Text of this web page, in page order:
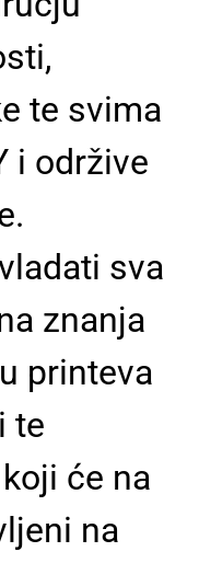
te svima
i održive
sva
znanja
printeva
te
će na
na